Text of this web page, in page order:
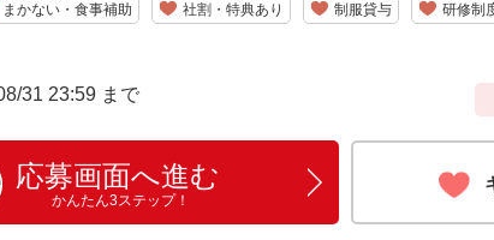
まかない・食事補助 社割・特典あり 制服貸与 研修制
31 23:59 まで
応募画面へ進む
かんたん3ステップ！